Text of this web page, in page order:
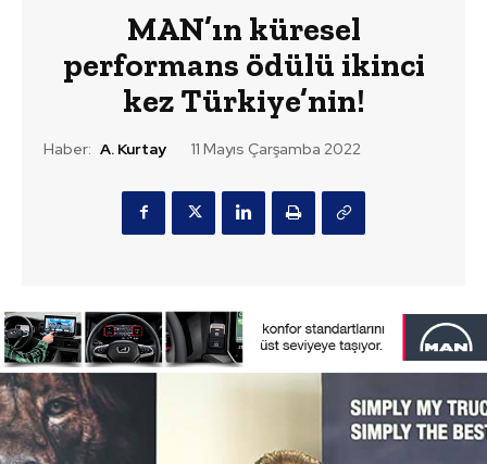
MAN’ın küresel
performans ödülü ikinci
kez Türkiye’nin!
Haber: A. Kurtay 11 Mayıs Çarşamba 2022